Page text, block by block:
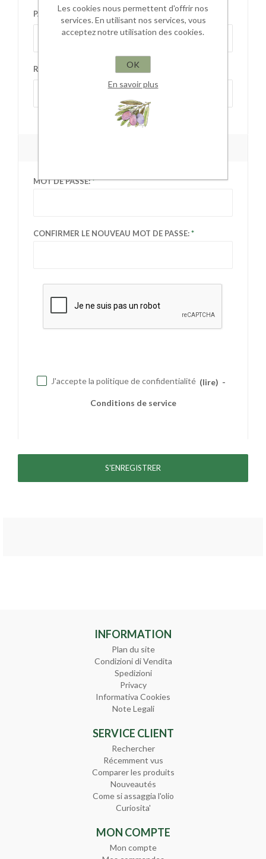
PAYS:
Sélectionnez le pays
RÉGION OU DÉPARTEMENT:
MOT DE PASSE:
CONFIRMER LE NOUVEAU MOT DE PASSE:
J'accepte la politique de confidentialité (lire) -
Conditions de service
INFORMATION
Plan du site
Condizioni di Vendita
Spedizioni
Privacy
Informativa Cookies
Note Legali
SERVICE CLIENT
Rechercher
Récemment vus
Comparer les produits
Nouveautés
Come si assaggia l'olio
Curiosita'
MON COMPTE
Mon compte
Les cookies nous permettent d'offrir nos
services. En utilisant nos services, vous
acceptez notre utilisation des cookies.
OK
En savoir plus